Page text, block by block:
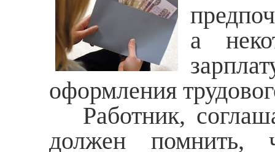
а
оформления
Работник,
должен помнить,